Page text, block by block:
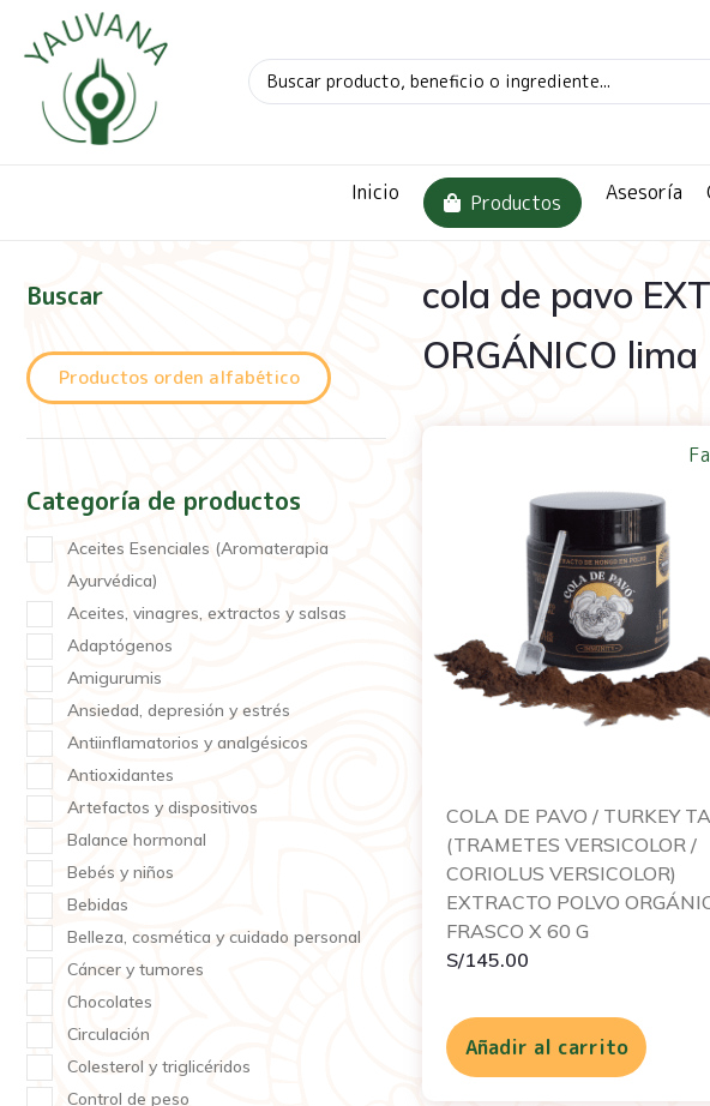
Inicio Productos Asesoría
Buscar
Productos orden alfabético
Categoría de productos
Aceites Esenciales (Aromaterapia
Ayurvédica)
Aceites, vinagres, extractos y salsas
Adaptógenos
Amigurumis
Ansiedad, depresión y estrés
Antiinflamatorios y analgésicos
Antioxidantes
Artefactos y dispositivos
Balance hormonal
Bebés y niños
Bebidas
Belleza, cosmética y cuidado personal
Cáncer y tumores
Chocolates
Circulación
Colesterol y triglicéridos
Control de peso
cola de pavo
ORGÁNICO lima
COLA DE PAVO / TURKEY
(TRAMETES VERSICOLOR /
CORIOLUS VERSICOLOR)
EXTRACTO POLVO
FRASCO X 60 G
S/145.00
Añadir al carrito